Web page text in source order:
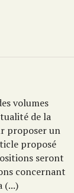
volumes
de la
proposer un
proposé
seront
concernant
(...)